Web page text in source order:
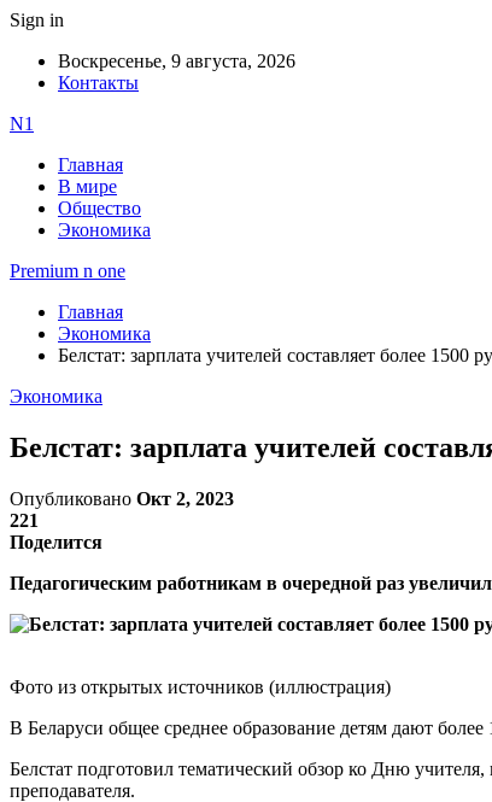
Sign in
Воскресенье, 9 августа, 2026
Контакты
N1
Главная
В мире
Общество
Экономика
Premium n one
Главная
Экономика
Белстат: зарплата учителей составляет более 1500
Экономика
Белстат: зарплата учителей
Опубликовано Окт 2, 2023
221
Поделится
Педагогическим работникам в очередной раз
Фото из открытых источников (иллюстрация)
В Беларуси общее среднее образование детям дают
Белстат подготовил тематический обзор ко Дню
преподавателя.